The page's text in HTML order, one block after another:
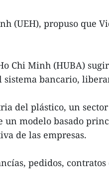
(UEH), propuso que
Chi Minh (HUBA)
bancario,
del plástico, un
modelo basado
de las empresas.
pedidos,